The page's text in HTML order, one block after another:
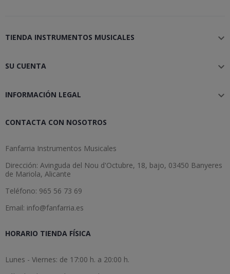
TIENDA INSTRUMENTOS MUSICALES 
SU CUENTA 
INFORMACIÓN LEGAL 
CONTACTA CON NOSOTROS
Fanfarria Instrumentos Musicales
Dirección: Avinguda del Nou d'Octubre, 18, bajo, 03450 Banyeres
de Mariola, Alicante
Teléfono: 965 56 73 69
Email: info@fanfarria.es
HORARIO TIENDA FÍSICA
Lunes - Viernes: de 17:00 h. a 20:00 h.